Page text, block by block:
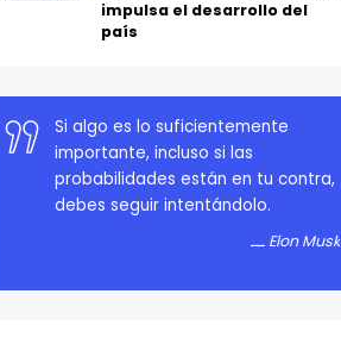
impulsa el desarrollo del
país
Si algo es lo suficientemente
importante, incluso si las
probabilidades están en tu contra,
debes seguir intentándolo.
Elon Musk